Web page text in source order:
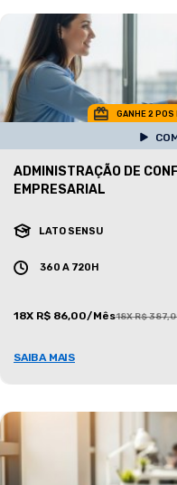
GANHE 2 POS
ADMINISTRAÇÃO DE
EMPRESARIAL
LATO SENSU
360 A 720H
18X R$ 86,00/Mês18X R$
SAIBA MAIS